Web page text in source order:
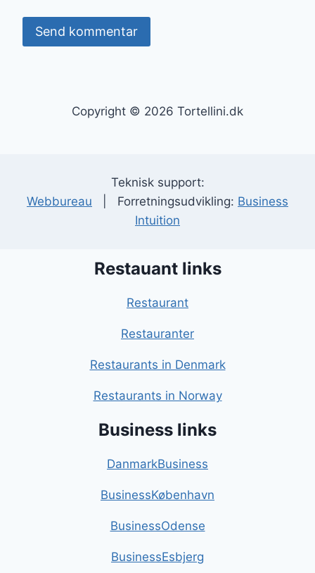
Copyright © 2026 Tortellini.dk
Teknisk support:
Webbureau | Forretningsudvikling: Business
Intuition
Restauant links
Restaurant
Restauranter
Restaurants in Denmark
Restaurants in Norway
Business links
DanmarkBusiness
BusinessKøbenhavn
BusinessOdense
BusinessEsbjerg